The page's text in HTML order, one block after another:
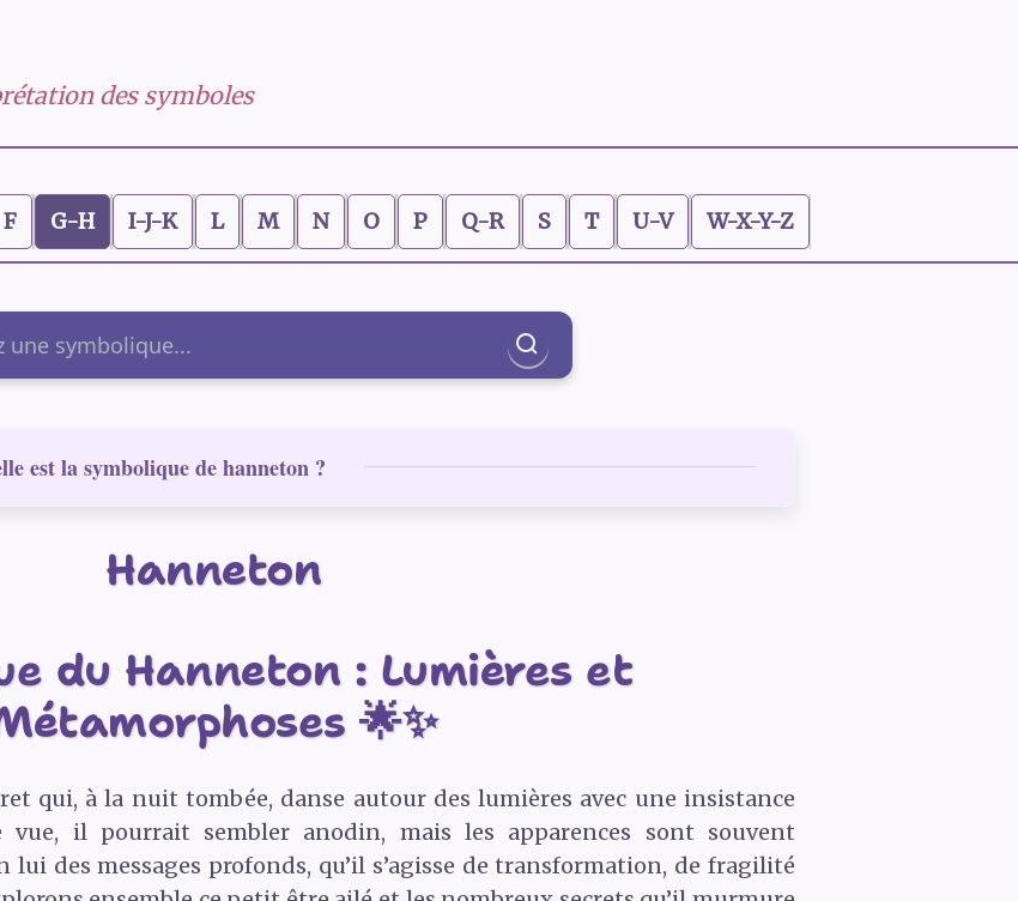
des symboles
F G-H I-J-K L M N O P Q-R S T U-V W-X-Y-Z
est la symbolique de hanneton ?
Hanneton
du Hanneton : Lumières et
🌟✨
qui, à la nuit tombée, danse autour des lumières avec une insistance
vue, il pourrait sembler anodin, mais les apparences sont souvent
des messages profonds, qu’il s’agisse de transformation, de fragilité